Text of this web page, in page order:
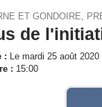
ET GONDOIRE,
de
: Le mardi 25 août 2020
: 15:00